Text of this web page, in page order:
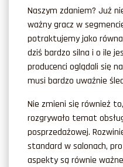
Naszym zdaniem? Już
ważny gracz w
potraktujemy jako
dziś bardzo silna i o ile
producenci oglądali się
musi bardzo uważnie
Nie zmieni się również
rozgrywało temat
posprzedażowej.
standard w salonach,
aspekty są równie